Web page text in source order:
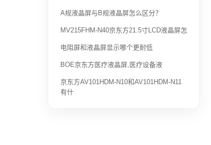
A规液晶屏与B规液晶屏怎么区分？
MV215FHM-N40京东方21.5寸LCD液晶屏怎
电阻屏和液晶屏显示哪个更耐低
BOE京东方医疗液晶屏,医疗设备液
京东方AV101HDM-N10和AV101HDM-N11
有什